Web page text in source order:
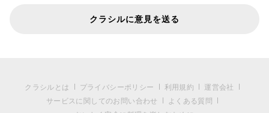
クラシルに意見を送る
クラシルとは プライバシーポリシー 利用規約
運営会社
サービスに関してのお問い合わせ
よくある質問